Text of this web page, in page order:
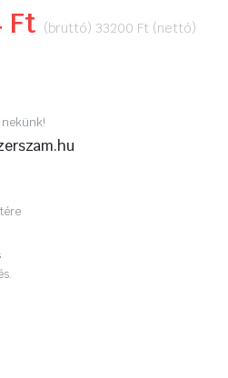
Ft.
Ft Current
42164 Ft.
(bruttó) 33200 Ft (nettó)
nekünk!